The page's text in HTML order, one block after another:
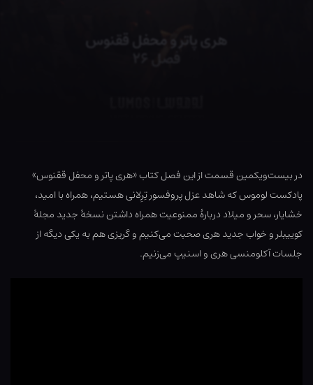
در بیست‌و‌یکمین قسمت از این فصل کتاب «هری پاتر و محفل ققنوس»
پادکست لوموس که شاهد عزل پروفسور تِرِلانی هستیم، همراه با امید،
خشایار، سحر و میلاد دربارهٔ ممنوعیت همراه داشتن نسخهٔ جدید مجلهٔ
کوییبلر و خواب جدید هری صحبت می‌کنیم و گریزی هم به یکی دیگه از
جلسات آکلومنسی هری و اسنیپ می‌زنیم.